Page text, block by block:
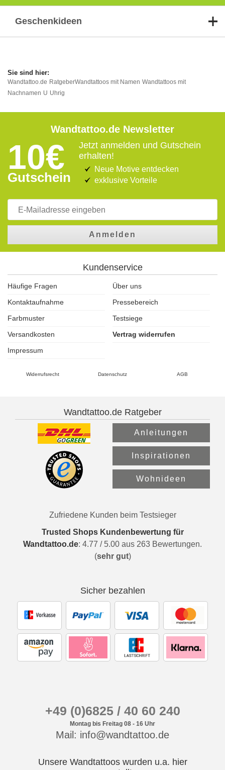
Geschenkideen
Wandtattoo.de RatgeberWandtattoos mit Namen Wandtattoos mit
Nachnamen U Uhrig
Wandtattoo.de Newsletter
10€
Gutschein
Jetzt anmelden und Gutschein
erhalten!
Neue Motive entdecken
exklusive Vorteile
Anmelden
Kundenservice
Häufige Fragen
Über uns
Kontaktaufnahme
Pressebereich
Farbmuster
Testsiege
Versandkosten
Vertrag widerrufen
Impressum
Widerrufsrecht Datenschutz AGB
Wandtattoo.de Ratgeber
Anleitungen
Inspirationen
Wohnideen
Zufriedene Kunden beim Testsieger
Trusted Shops Kundenbewertung für
Wandtattoo.de: 4.77 / 5.00 aus 263 Bewertungen.
(sehr gut)
Sicher bezahlen
+49 (0)6825 / 40 60 240
Montag bis Freitag 08 - 16 Uhr
Mail: info@wandtattoo.de
Unsere Wandtattoos wurden u.a. hier